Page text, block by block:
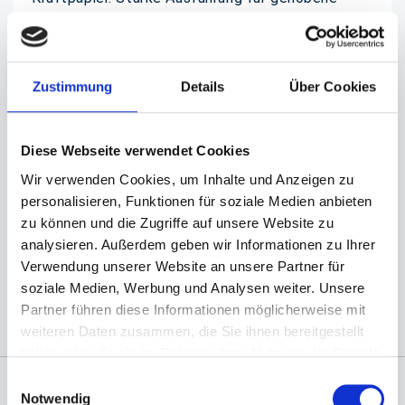
Zustimmung Details Über Cookies
Diese Webseite verwendet Cookies
Wir verwenden Cookies, um Inhalte und Anzeigen zu
personalisieren, Funktionen für soziale Medien anbieten
zu können und die Zugriffe auf unsere Website zu
analysieren. Außerdem geben wir Informationen zu Ihrer
Verwendung unserer Website an unsere Partner für
soziale Medien, Werbung und Analysen weiter. Unsere
Partner führen diese Informationen möglicherweise mit
weiteren Daten zusammen, die Sie ihnen bereitgestellt
Notwendig
Diese Lunchtüten sind aus umweltfreundlichen
möglich.) Fragen Sie nach, E-Mail genügt!
Das Kraftpapier istvollständig biologisch
abbaubarund wurde aus100% nachwachsenden
Rohstoffen hergestellt.
(Abb. evtl. ähnlich, ggf. ohne Dekoration)